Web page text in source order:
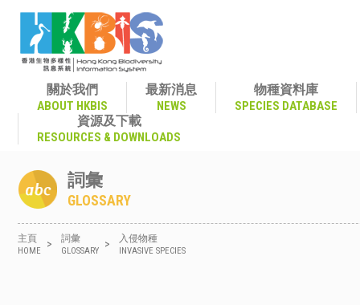
關於我們
ABOUT HKBIS
最新消息
NEWS
物種資料庫
SPECIES DATABASE
資源及下載
RESOURCES & DOWNLOADS
詞彙
GLOSSARY
主頁
HOME
> 詞彙
GLOSSARY
> 入侵物種
INVASIVE SPECIES